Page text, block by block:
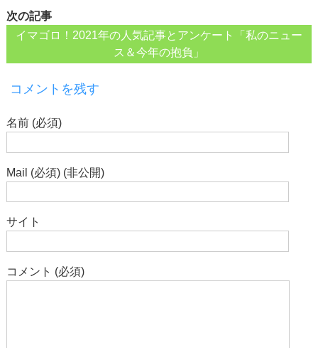
次の記事
イマゴロ！2021年の人気記事とアンケート「私のニュー
ス＆今年の抱負」
コメントを残す
名前 (必須)
Mail (必須) (非公開)
サイト
コメント (必須)